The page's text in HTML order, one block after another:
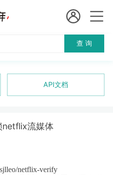
查 询
API文档
netflix流媒体
netflix-verify